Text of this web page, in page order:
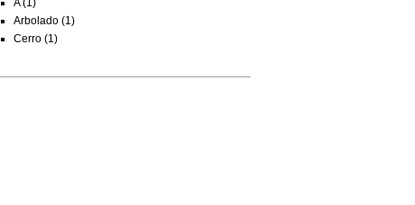
A (1)
Arbolado (1)
Cerro (1)